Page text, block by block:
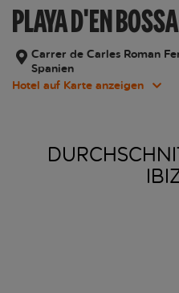
PLAYA D'EN
Carrer de Carles Roman
Spanien
Hotel auf Karte anzeigen